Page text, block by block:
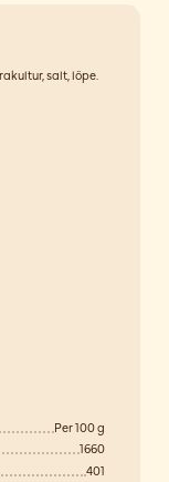
salt, löpe.
Per 100 g
1660
401